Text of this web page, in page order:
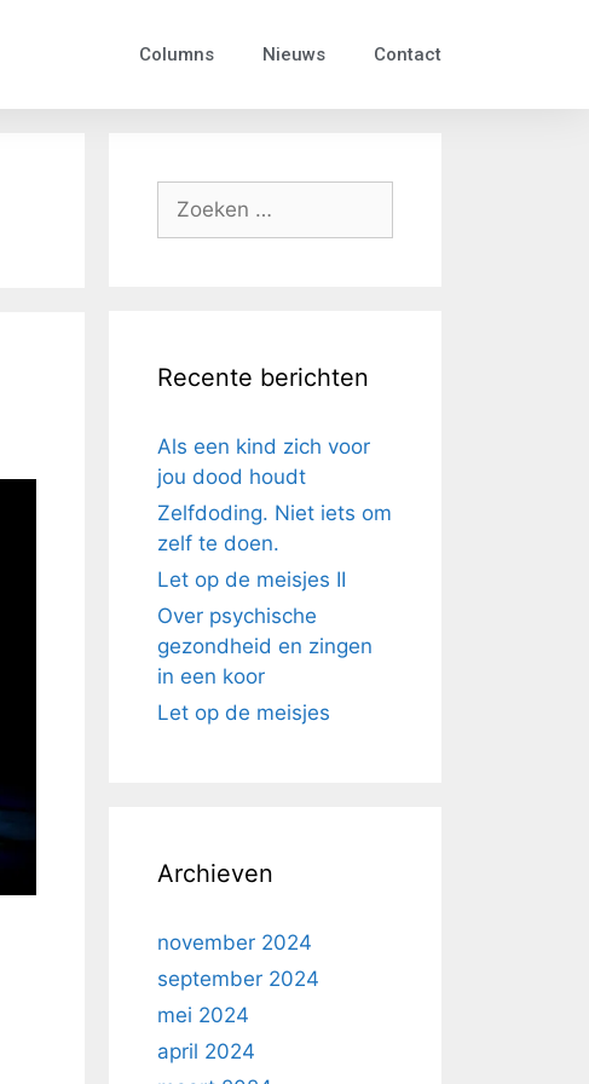
Columns Nieuws Contact
Recente berichten
Als een kind zich voor
jou dood houdt
Zelfdoding. Niet iets om
zelf te doen.
Let op de meisjes II
Over psychische
gezondheid en zingen
in een koor
Let op de meisjes
Archieven
november 2024
september 2024
mei 2024
april 2024